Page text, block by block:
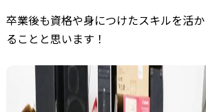
卒業後も資格や身につけたスキルを活
ることと思います！